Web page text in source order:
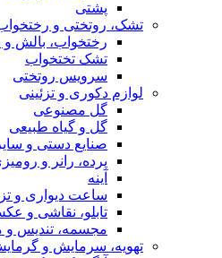
پشتی
تشک، روتختی و
رختخواب، بالش و
تشک تختخواب
سرویس روتختی
لوازم دکوری و تزئینی
گل مصنوعی
گل و گیاه طبیعی
صنایع دستی و
پرده، رانر و
آینه
ساعت دیواری و
تابلو، نقاشی و
مجسمه، تندیس و
تهویه، سرمایش و